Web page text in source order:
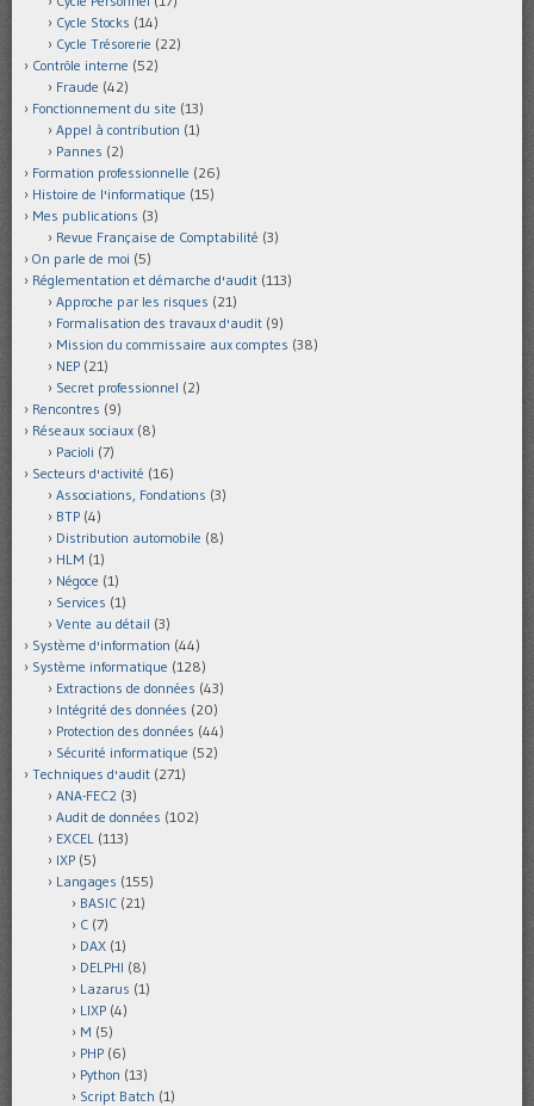
Cycle Stocks (14)
Cycle Trésorerie (22)
Contrôle interne (52)
Fraude (42)
Fonctionnement du site (13)
Appel à contribution (1)
Pannes (2)
Formation professionnelle (26)
Histoire de l'informatique (15)
Mes publications (3)
Revue Française de Comptabilité (3)
On parle de moi (5)
Réglementation et démarche d'audit (113)
Approche par les risques (21)
Formalisation des travaux d'audit (9)
Mission du commissaire aux comptes (38)
NEP (21)
Secret professionnel (2)
Rencontres (9)
Réseaux sociaux (8)
Pacioli (7)
Secteurs d'activité (16)
Associations, Fondations (3)
BTP (4)
Distribution automobile (8)
HLM (1)
Négoce (1)
Services (1)
Vente au détail (3)
Système d'information (44)
Système informatique (128)
Extractions de données (43)
Intégrité des données (20)
Protection des données (44)
Sécurité informatique (52)
Techniques d'audit (271)
ANA-FEC2 (3)
Audit de données (102)
EXCEL (113)
IXP (5)
Langages (155)
BASIC (21)
C (7)
DAX (1)
DELPHI (8)
Lazarus (1)
LIXP (4)
M (5)
PHP (6)
Python (13)
Script Batch (1)